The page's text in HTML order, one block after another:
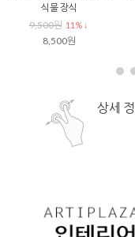
테이토 잎 그린
16,400원 3% ↓
15,900원
상세